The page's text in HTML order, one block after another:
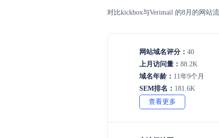
对比kickbox与Verimail 的8月的网站
网站域名评分： 40
上月访问量： 88.2K
域名年龄： 11年9个月
SEM排名： 181.6K
查看更多